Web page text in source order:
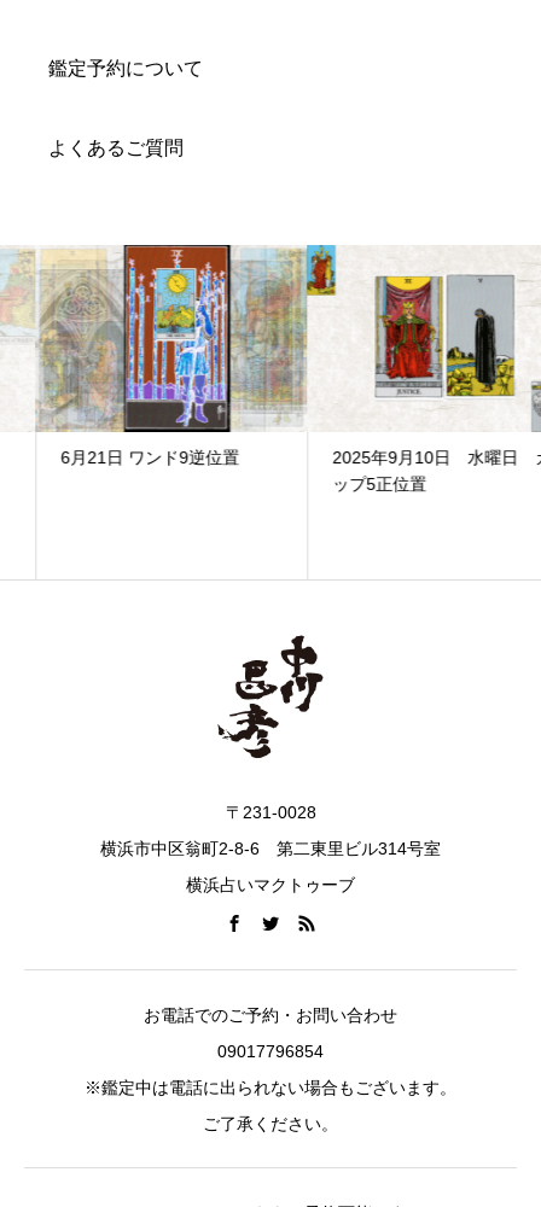
鑑定予約について
よくあるご質問
6月21日 ワンド9逆位置
2025年9月10日 水曜日 カ
ップ5正位置
〒231-0028
横浜市中区翁町2-8-6 第二東里ビル314号室
横浜占いマクトゥーブ
お電話でのご予約・お問い合わせ
09017796854
※鑑定中は電話に出られない場合もございます。
ご了承ください。